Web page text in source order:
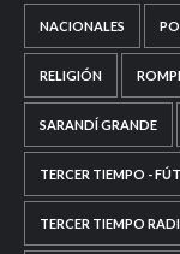
NACIONALES
RELIGIÓN
SARANDÍ GRANDE
TERCER TIEMPO -
TERCER TIEMPO